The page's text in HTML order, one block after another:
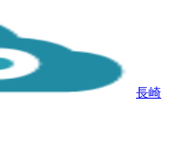
長崎